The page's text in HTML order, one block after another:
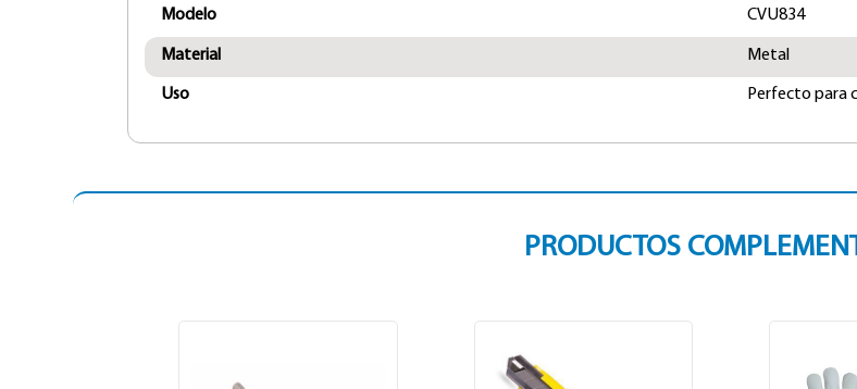
Modelo CVU834
Material Metal
Uso Perfecto para
PRODUCTOS